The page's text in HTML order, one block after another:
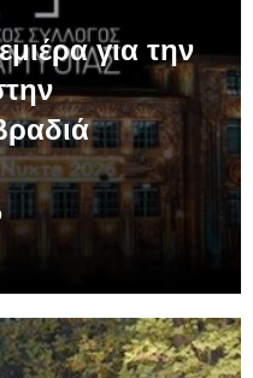
για την